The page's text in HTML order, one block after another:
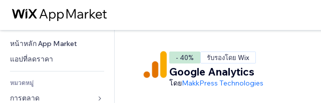
หน้าหลัก App Market
แอปที่ลดราคา
หมวดหมู่
การตลาด
- 40% รับรองโดย Wix
Google Analytics
โดยMakkPress Technologies